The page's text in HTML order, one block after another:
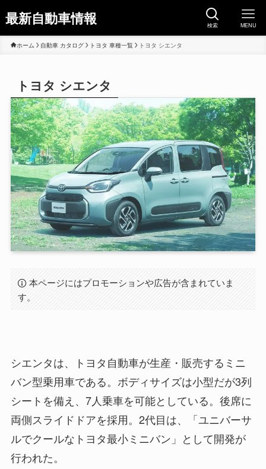
最新自動車情報 検索 MENU
ホーム 自動車 カタログ トヨタ 車種一覧 トヨタ シエンタ
トヨタ シエンタ
本ページにはプロモーションや広告が含まれていま
す。
シエンタは、トヨタ自動車が生産・販売するミニ
バン型乗用車である。ボディサイズは小型だが3列
シートを備え、7人乗車を可能としている。後席に
両側スライドドアを採用。2代目は、「ユニバーサ
ルでクールなトヨタ最小ミニバン」として開発が
行われた。